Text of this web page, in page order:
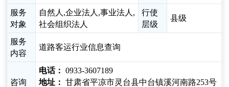
服务
对象
自然人,企业法人,事业法人,
社会组织法人
行使
层级
县级
服务
内容
道路客运行业信息查询
咨询
电话： 0933-3607189
地址： 甘肃省平凉市灵台县中台镇溪河南路253号